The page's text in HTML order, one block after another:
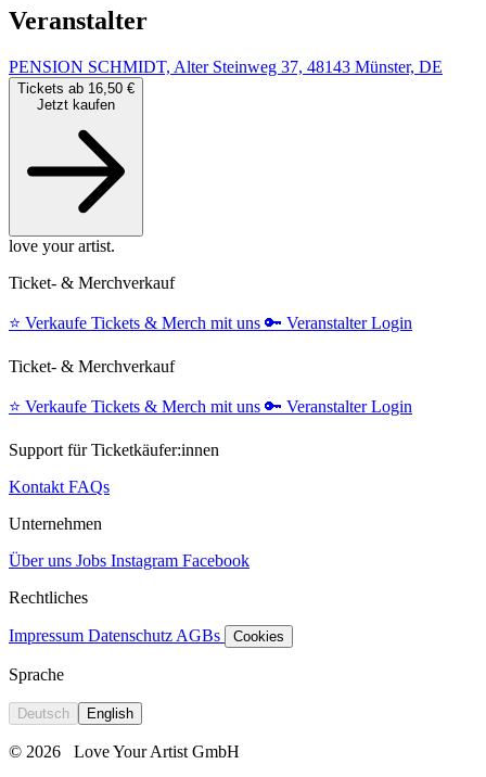
Veranstalter
PENSION SCHMIDT, Alter Steinweg 37, 48143 Münster, DE
Tickets ab 16,50 €
Jetzt kaufen
love your artist.
Ticket- & Merchverkauf
⭐️ Verkaufe Tickets & Merch mit uns 🔑 Veranstalter Login
Ticket- & Merchverkauf
⭐️ Verkaufe Tickets & Merch mit uns 🔑 Veranstalter Login
Support für Ticketkäufer:innen
Kontakt FAQs
Unternehmen
Über uns Jobs Instagram Facebook
Rechtliches
Impressum Datenschutz AGBs Cookies
Sprache
Deutsch English
© 2026 Love Your Artist GmbH